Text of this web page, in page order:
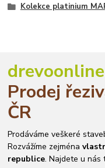
Kolekce platinium
Prodej
ČR
Prodáváme veškeré
Rozvážíme zejména
republice. Najdete u nás